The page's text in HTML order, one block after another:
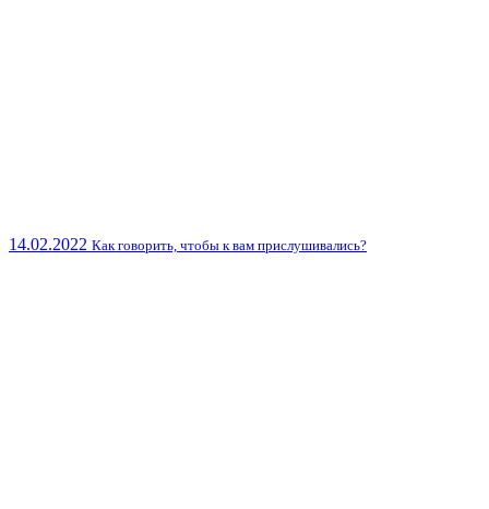
14.02.2022 Как говорить, чтобы к вам прислушивались?